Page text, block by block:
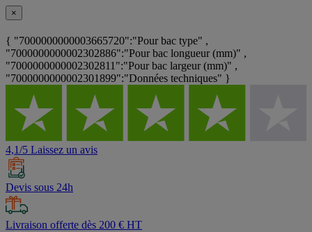
×
{ "7000000000003665720":"Pour bac type" ,
"7000000000002302886":"Pour bac longueur (mm)" ,
"7000000000002302811":"Pour bac largeur (mm)" ,
"7000000000002301899":"Données techniques" }
4,1/5 Laissez un avis
Devis sous 24h
Livraison offerte dès 200 € HT